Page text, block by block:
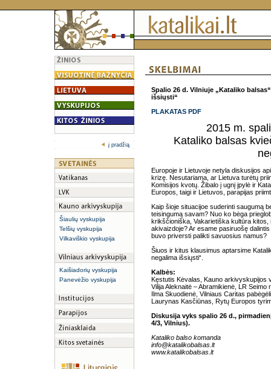
į pradžią
Šiaulių vyskupija
Telšių vyskupija
Vilkaviškio vyskupija
Kaišiadorių vyskupija
Panevėžio vyskupija
Spalio 26 d. Vilniuje „Kataliko
išsiųsti“
PLAKATAS PDF
2015 m.
Kataliko balsas
Europoje ir Lietuvoje netyla diskusijos
krizę. Nesutariama, ar Lietuva turėtų
Komisijos kvotų. Žibalo į ugnį įpylė ir
Europos, taigi ir Lietuvos, parapijas
Kaip šioje situacijoe suderinti saugumą
teisingumą savam? Nuo ko bėga
krikščioniška, Vakarietiška kultūra
akivaizdoje? Ar esame pasiruošę
buvo priversti palikti savuosius namus?
Šiuos ir kitus klausimus aptarsime
negalima išsiųsti“.
Kalbės:
Kęstutis Kėvalas, Kauno arkivyskupijos
Vilija Aleknaitė – Abramikienė, LR Seimo
Ilma Skuodienė, Vilniaus Caritas
Laurynas Kasčiūnas, Rytų Europos
Diskusija vyks spalio 26 d.,
4/3, Vilnius).
Kataliko balso komanda
info@katalikobalsas.lt
www.katalikobalsas.lt